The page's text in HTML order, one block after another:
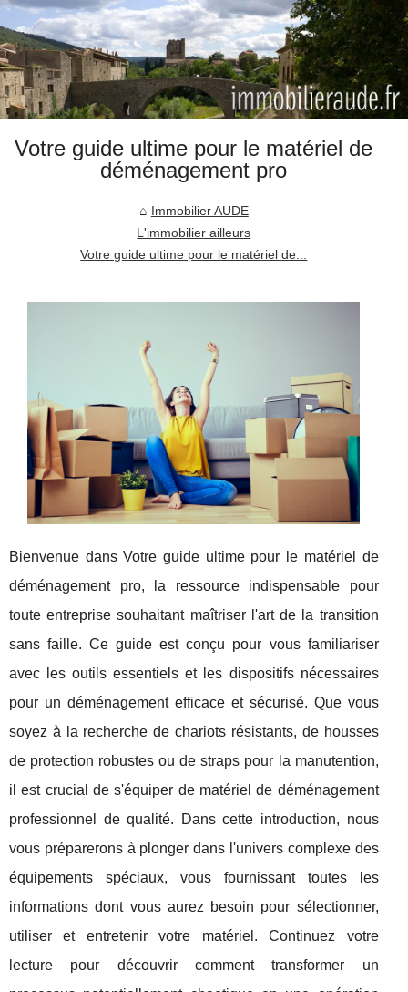
Votre guide ultime pour le matériel de
déménagement pro
Immobilier AUDE
L'immobilier ailleurs
Votre guide ultime pour le matériel de...
Bienvenue dans Votre guide ultime pour le matériel de
déménagement pro, la ressource indispensable pour
toute entreprise souhaitant maîtriser l'art de la transition
sans faille. Ce guide est conçu pour vous familiariser
avec les outils essentiels et les dispositifs nécessaires
pour un déménagement efficace et sécurisé. Que vous
soyez à la recherche de chariots résistants, de housses
de protection robustes ou de straps pour la manutention,
il est crucial de s'équiper de matériel de déménagement
professionnel de qualité. Dans cette introduction, nous
vous préparerons à plonger dans l'univers complexe des
équipements spéciaux, vous fournissant toutes les
informations dont vous aurez besoin pour sélectionner,
utiliser et entretenir votre matériel. Continuez votre
lecture pour découvrir comment transformer un